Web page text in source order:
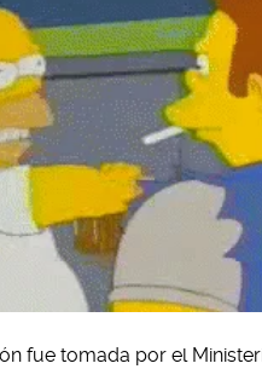
fue tomada por el